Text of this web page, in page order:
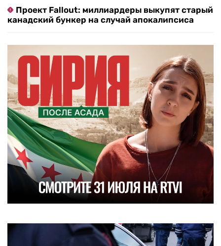
Проект Fallout: миллиардеры выкупят старый
канадский бункер на случай апокалипсиса